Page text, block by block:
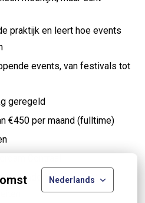
Nederlands
praktijk en leert hoe events
events, van festivals tot
geregeld
€450 per maand (fulltime)
donderdagborrel tot